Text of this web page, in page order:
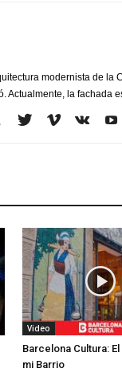
modernista de
Actualmente, la fachada
Video
Barcelona Cultura:
mi Barrio